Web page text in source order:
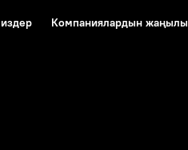
Компаниялардын